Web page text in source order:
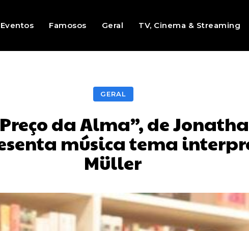
Eventos Famosos Geral TV, Cinema & Streaming
GERAL
da Alma”, de
música tema
Müller